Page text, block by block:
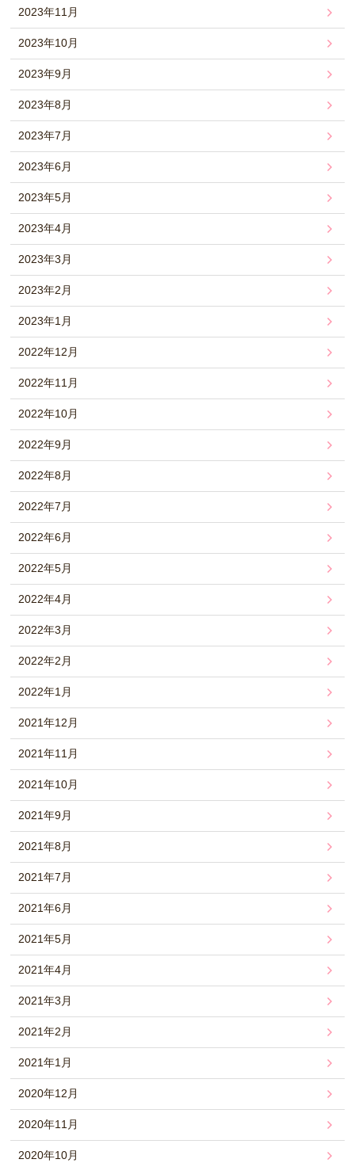
2023年11月
2023年10月
2023年9月
2023年8月
2023年7月
2023年6月
2023年5月
2023年4月
2023年3月
2023年2月
2023年1月
2022年12月
2022年11月
2022年10月
2022年9月
2022年8月
2022年7月
2022年6月
2022年5月
2022年4月
2022年3月
2022年2月
2022年1月
2021年12月
2021年11月
2021年10月
2021年9月
2021年8月
2021年7月
2021年6月
2021年5月
2021年4月
2021年3月
2021年2月
2021年1月
2020年12月
2020年11月
2020年10月